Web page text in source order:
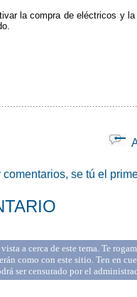
la compra de eléctricos y
comentarios, se tú el
a cerca de este tema. Te
como con este sitio. Ten en
ser censurado por el